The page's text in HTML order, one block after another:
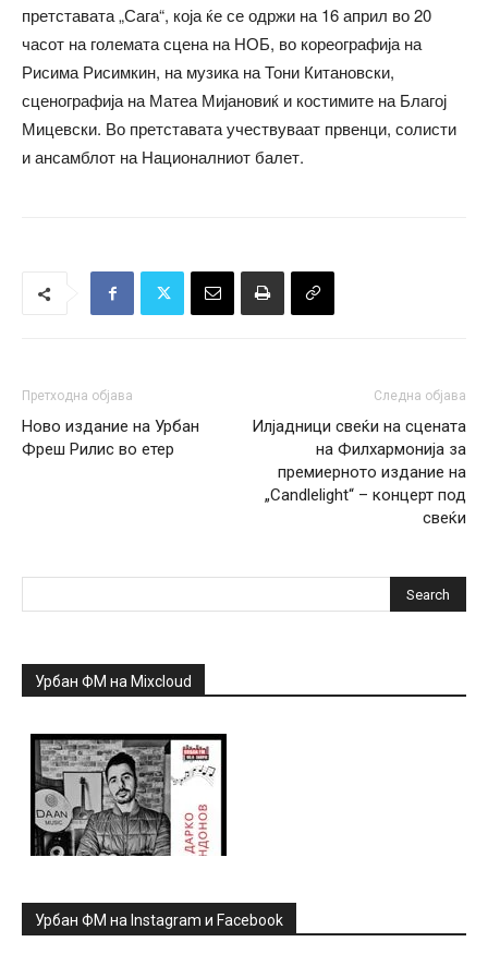
претставата „Сага“, која ќе се одржи на 16 април во 20
часот на големата сцена на НОБ, во кореографија на
Рисима Рисимкин, на музика на Тони Китановски,
сценографија на Матеа Мијановиќ и костимите на Благој
Мицевски. Во претставата учествуваат првенци, солисти
и ансамблот на Националниот балет.
Претходна објава
Ново издание на Урбан
Фреш Рилис во етер
Следна објава
Илјадници свеќи на сцената
на Филхармонија за
премиерното издание на
„Candlelight“ – концерт под
свеќи
Урбан ФМ на Mixcloud
Урбан ФМ на Instagram и Facebook